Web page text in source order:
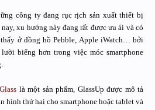
công ty đang rục rịch sản xuất thiết bị
xu hướng này đang rất được ưu ái và có
ở đồng hồ Pebble, Apple iWatch… bởi
biếng hơn trong việc móc smartphone
là một sản phẩm, GlassUp được mô tả
hình thứ hai cho smartphone hoặc tablet và